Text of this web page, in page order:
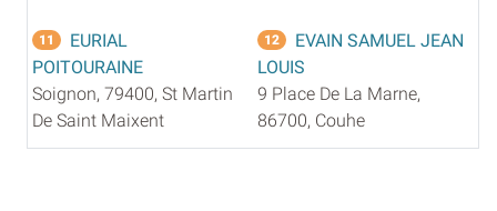
11
EURIAL
POITOURAINE
Soignon, 79400, St Martin
De Saint Maixent
12
EVAIN SAMUEL JEAN
LOUIS
9 Place De La Marne,
86700, Couhe